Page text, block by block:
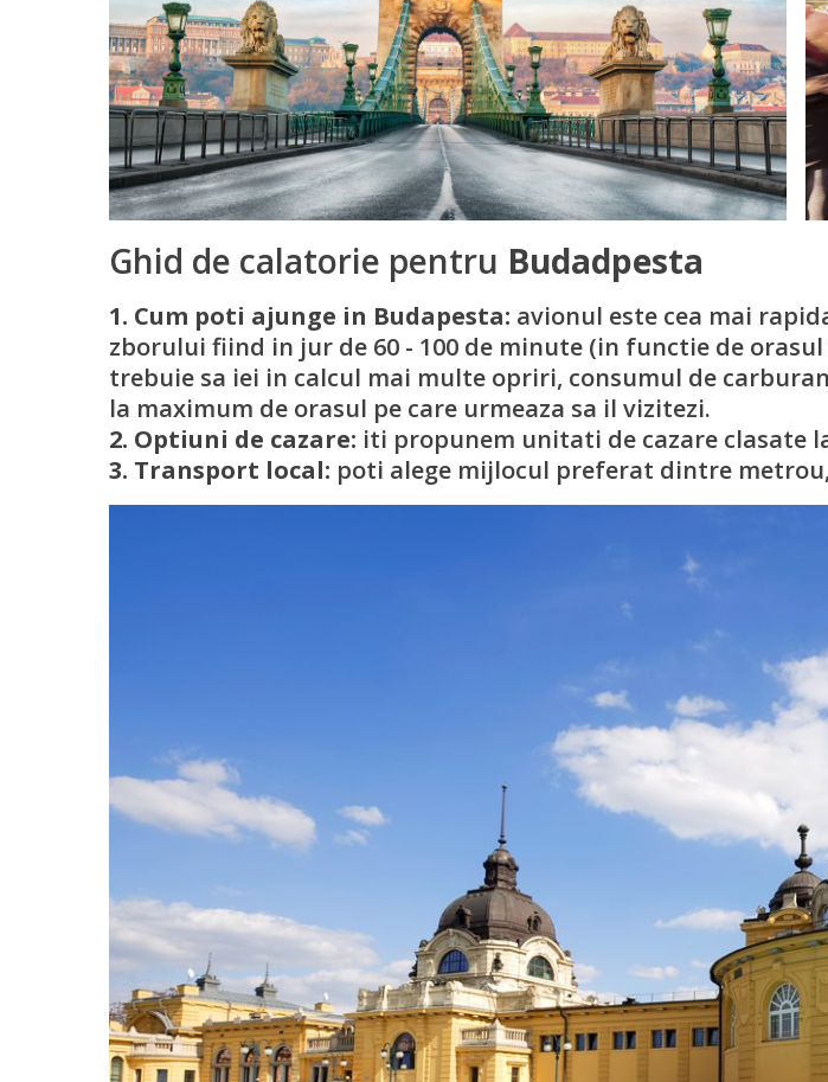
Ghid de calatorie pentru Budadpesta
1. Cum poti ajunge in Budapesta: avionul este cea mai
zborului fiind in jur de 60 - 100 de minute (in functie de
trebuie sa iei in calcul mai multe opriri, consumul de
la maximum de orasul pe care urmeaza sa il vizitezi.
2. Optiuni de cazare: iti propunem unitati de cazare clasate
3. Transport local: poti alege mijlocul preferat dintre